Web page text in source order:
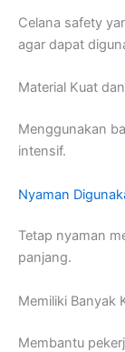
Celana safety
agar dapat
Material Kuat
Menggunakan
intensif.
Nyaman
Tetap nyaman
panjang.
Memiliki Banyak
Membantu